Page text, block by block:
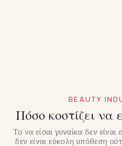
BEAUTY
Πόσο κοστίζει να
Το να είσαι γυναίκα δεν
δεν είναι εύκολη υπόθεση